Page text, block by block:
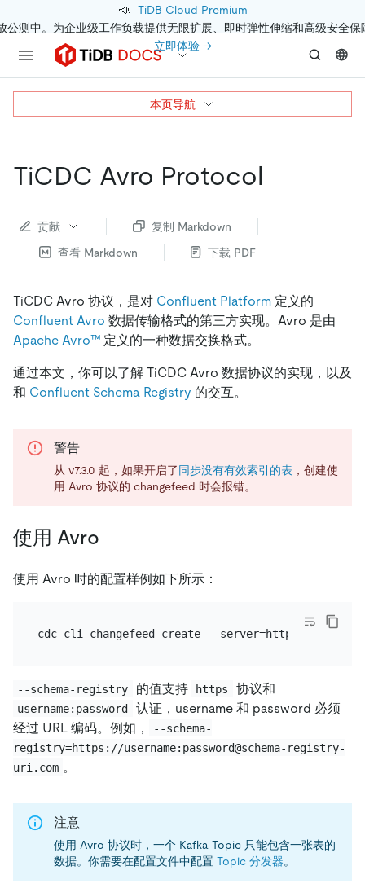
📣 TiDB Cloud Premium
公测中。为企业级工作负载提供无限扩展、即时弹性伸缩和高级安全保
立即体验 →
TiCDC Avro Protocol
贡献
复制 Markdown
查看 Markdown
下载 PDF
TiCDC Avro 协议，是对 Confluent Platform 定义的
Confluent Avro 数据传输格式的第三方实现。Avro 是由
Apache Avro™ 定义的一种数据交换格式。
通过本文，你可以了解 TiCDC Avro 数据协议的实现，以及
和 Confluent Schema Registry 的交互。
警告
从 v7.3.0 起，如果开启了同步没有有效索引的表 ，创建使
用 Avro 协议的 changefeed 时会报错。
使用 Avro
使用 Avro 时的配置样例如下所示：
cdc cli changefeed create --server=http://
--schema-registry 的值支持 https 协议和
username:password
认证，username 和 password 必须
经过 URL 编码。例如，
--schema-
registry=https://username:password@schema-registry-
uri.com 。
注意
使用 Avro 协议时，一个 Kafka Topic 只能包含一张表的
数据。你需要在配置文件中配置 Topic 分发器。
本页导航